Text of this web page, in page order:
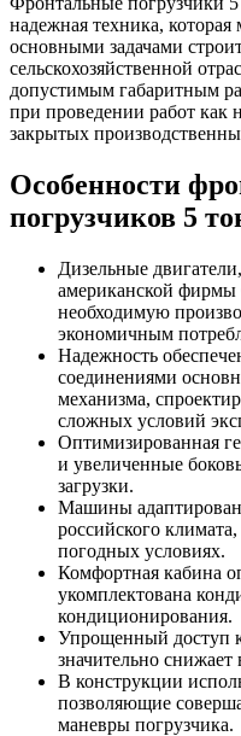
надежная техника, которая
основными задачами
сельскохозяйственной
допустимым габаритным
при проведении работ как
закрытых
Особенности
погрузчиков 5
Дизельные
американской фирмы
необходимую
экономичным
Надежность
соединениями
механизма,
сложных условий
Оптимизированная
и увеличенные
загрузки.
Машины
российского
погодных условиях.
Комфортная кабина
укомплектована
кондиционирования.
Упрощенный доступ
значительно
В конструкции
позволяющие
маневры погрузчика.